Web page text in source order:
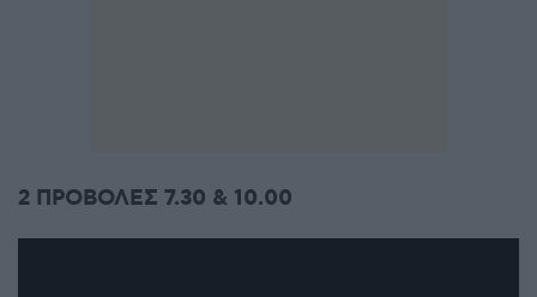
2 ΠΡΟΒΟΛΕΣ 7.30 & 10.00